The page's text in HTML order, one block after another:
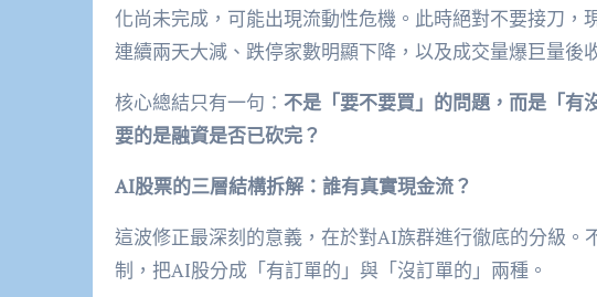
化尚未完成，可能出現流動性危機。此時絕對不要接刀，
連續兩天大減、跌停家數明顯下降，以及成交量爆巨量後
核心總結只有一句： 不是「要不要買」的問題，而是「有
要的是融資是否已砍完？
AI股票的三層結構拆解：誰有真實現金流？
這波修正最深刻的意義，在於對AI族群進行徹底的分級
制，把AI股分成「有訂單的」與「沒訂單的」兩種。